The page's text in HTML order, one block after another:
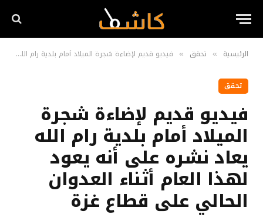
الرئيسية » تحقق » فيديو قديم لإضاءة شجرة الميلاد أمام بلدية رام الله يعاد نشره على أنه يعود لهذا العام أثناء العدوان الحالي على قطاع غزة
تحقق
فيديو قديم لإضاءة شجرة
الميلاد أمام بلدية رام الله
يعاد نشره على أنه يعود
لهذا العام أثناء العدوان
الحالي على قطاع غزة